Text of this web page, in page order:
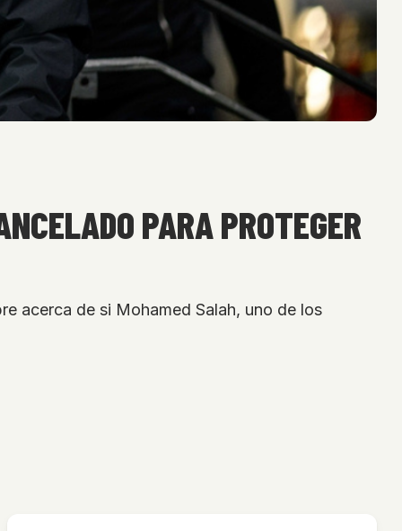
PARA PROTEGER
acerca de si Mohamed Salah, uno de los